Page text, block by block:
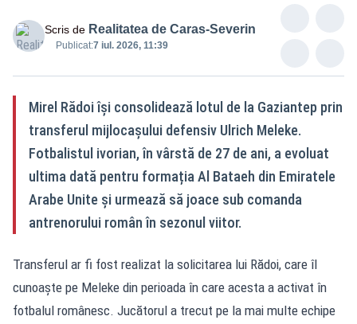
Scris de Realitatea de Caras-Severin
Publicat:7 iul. 2026, 11:39
Mirel Rădoi își consolidează lotul de la Gaziantep prin
transferul mijlocașului defensiv Ulrich Meleke.
Fotbalistul ivorian, în vârstă de 27 de ani, a evoluat
ultima dată pentru formația Al Bataeh din Emiratele
Arabe Unite și urmează să joace sub comanda
antrenorului român în sezonul viitor.
Transferul ar fi fost realizat la solicitarea lui Rădoi, care îl
cunoaște pe Meleke din perioada în care acesta a activat în
fotbalul românesc. Jucătorul a trecut pe la mai multe echipe